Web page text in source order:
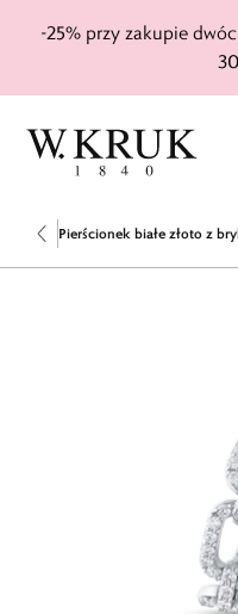
-25% przy zakupie
Pierścionek białe złoto z